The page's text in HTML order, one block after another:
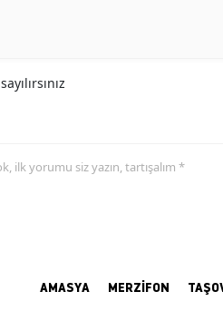
ilk yorumu siz yazın, tartışalım *
AMASYA MERZİFON